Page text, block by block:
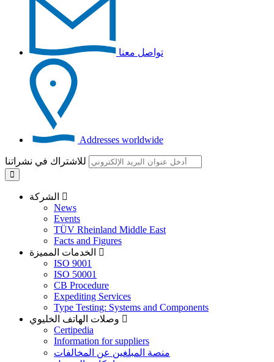
تواصل معنا
Addresses worldwide
للاشتراك في نشراتنا
News
Events
TÜV Rheinland Middle East
Facts and Figures
ISO 9001
ISO 50001
CB Procedure
Expediting Services
Type Testing: Systems and Components
Certipedia
Information for suppliers
منصة المبلغين عن المخالفات